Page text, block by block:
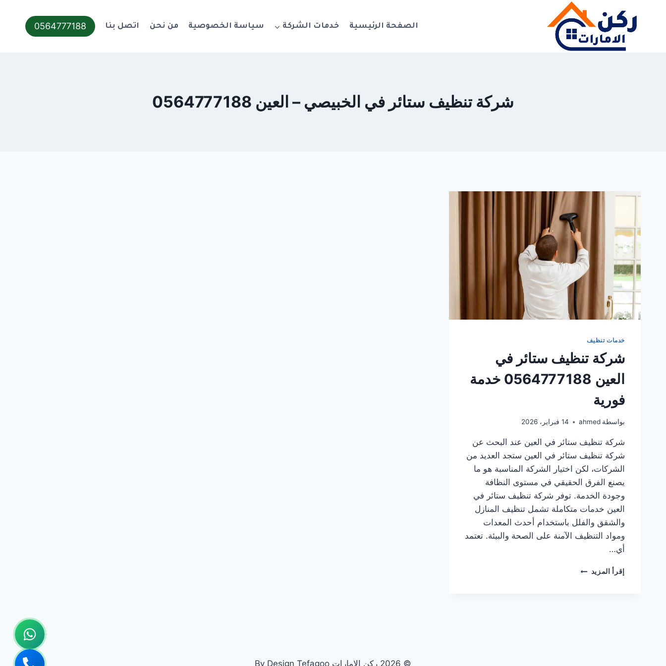
الصفحة الرئيسية خدمات الشركة سياسة الخصوصية من نحن اتصل بنا 0564777188
شركة تنظيف ستائر في الخبيصي – العين 0564777188
خدمات تنظيف
شركة تنظيف ستائر في
العين 0564777188 خدمة
فورية
بواسطة ahmed 14 فبراير، 2026
شركة تنظيف ستائر في العين عند البحث عن
شركة تنظيف ستائر في العين ستجد العديد من
الشركات، لكن اختيار الشركة المناسبة هو ما
يصنع الفرق الحقيقي في مستوى النظافة
وجودة الخدمة. توفر شركة تنظيف ستائر في
العين خدمات متكاملة تشمل تنظيف المنازل
والشقق والفلل باستخدام أحدث المعدات
ومواد التنظيف الآمنة على الصحة والبيئة. تعتمد
أي…
إقرأ المزيد شركة
© 2026 ركن الامارات By Design Tefagoo